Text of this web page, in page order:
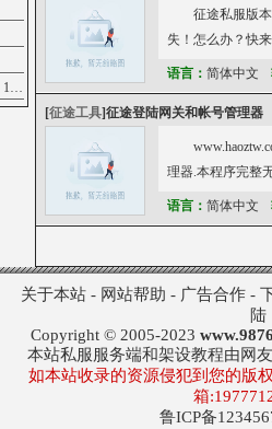
1195
征途私服版
失！怎么办？快
语言： 简体中文
[征途工具]征途登陆网关和帐号管理器
理器.本程序完整
语言： 简体中文
关于本站- 网站帮助 - 广告合作-
陆
Copyright © 2005-2023
本站私服服务端和架设教程由网
如本站收录的资源侵犯到您的版
箱
鲁ICP备